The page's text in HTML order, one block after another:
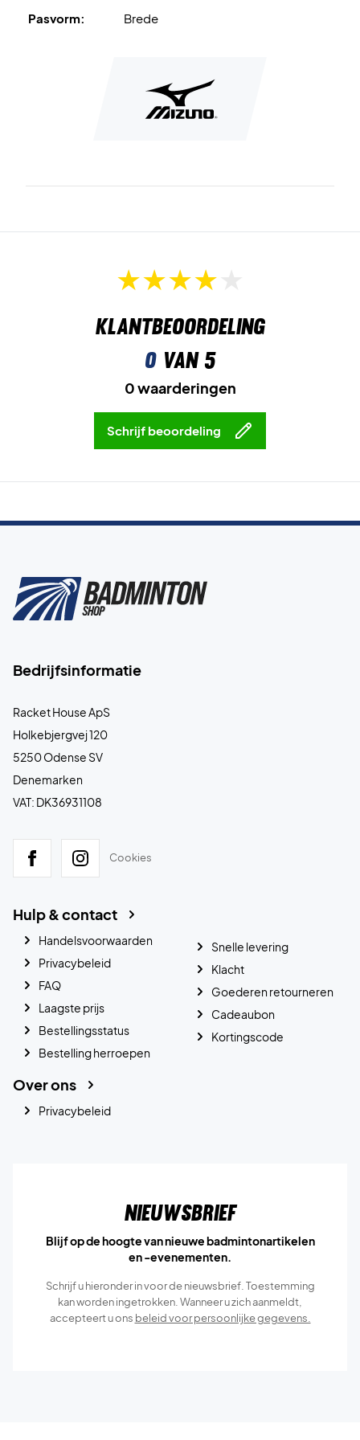
Pasvorm:
Brede
Klantbeoordeling
0van 5
0 waarderingen
Schrijf beoordeling
Bedrijfsinformatie
Racket House ApS
Holkebjergvej 120
5250 Odense SV
Denemarken
VAT: DK36931108
Cookies
Hulp & contact
Handelsvoorwaarden
Privacybeleid
FAQ
Laagste prijs
Bestellingsstatus
Bestelling herroepen
Snelle levering
Klacht
Goederen retourneren
Cadeaubon
Kortingscode
Over ons
Privacybeleid
Nieuwsbrief
Blijf op de hoogte van nieuwe badmintonartikelen
en -evenementen.
Schrijf u hieronder in voor de nieuwsbrief. Toestemming
kan worden ingetrokken. Wanneer u zich aanmeldt,
accepteert u ons beleid voor persoonlijke gegevens.